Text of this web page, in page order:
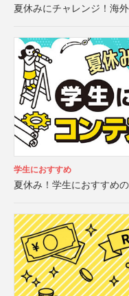
夏休みにチャレンジ！海
学生におすすめ
夏休み！学生におすすめ